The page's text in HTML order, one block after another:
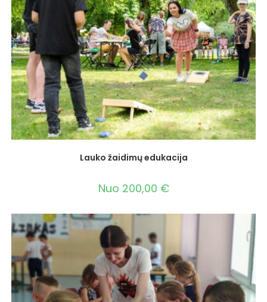
Lauko žaidimų edukacija
Nuo 200,00 €